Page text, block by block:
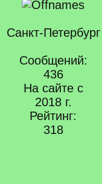
Санкт-Петербург
Сообщений:
436
На сайте с
2018 г.
Рейтинг:
318